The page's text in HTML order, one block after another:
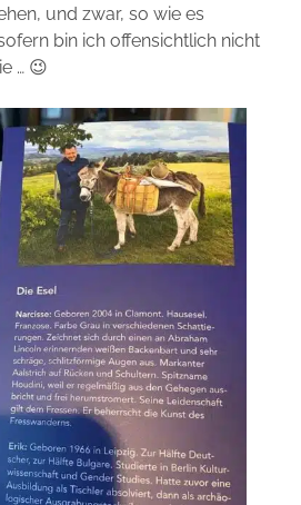
und zwar, so wie es
bin ich offensichtlich nicht
… 😉